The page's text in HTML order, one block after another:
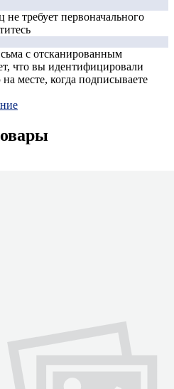
требует первоначального
с отсканированным
что вы идентифицировали
месте, когда подписываете